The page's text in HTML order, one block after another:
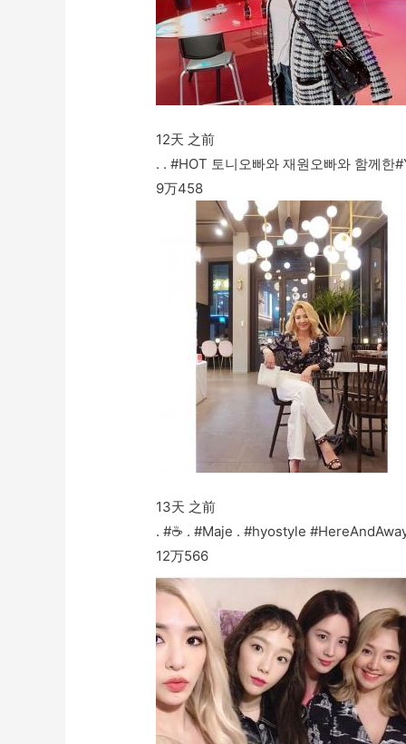
12天 之前
. . #HOT 토니오빠와 재원오빠와 함께한
9万458
13天 之前
. #☕️ . #Maje . #hyostyle
12万566